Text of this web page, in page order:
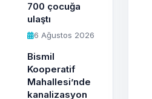
700 çocuğa
ulaştı
6 Ağustos 2026
Bismil
Kooperatif
Mahallesi’nde
kanalizasyon